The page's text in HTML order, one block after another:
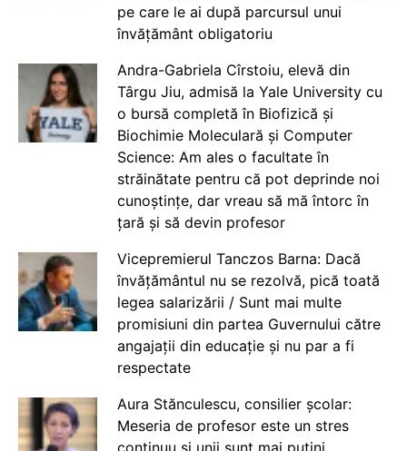
pe care le ai după parcursul unui
învățământ obligatoriu
Andra-Gabriela Cîrstoiu, elevă din
Târgu Jiu, admisă la Yale University cu
o bursă completă în Biofizică și
Biochimie Moleculară și Computer
Science: Am ales o facultate în
străinătate pentru că pot deprinde noi
cunoștințe, dar vreau să mă întorc în
țară și să devin profesor
Vicepremierul Tanczos Barna: Dacă
învățământul nu se rezolvă, pică toată
legea salarizării / Sunt mai multe
promisiuni din partea Guvernului către
angajații din educație și nu par a fi
respectate
Aura Stănculescu, consilier școlar:
Meseria de profesor este un stres
continuu și unii sunt mai puțini